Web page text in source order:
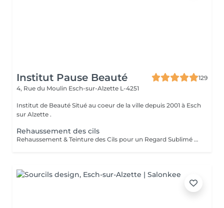
Institut Pause Beauté
129
4, Rue du Moulin Esch-sur-Alzette L-4251
Institut de Beauté Situé au coeur de la ville depuis 2001 à Esch
sur Alzette .
Rehaussement des cils
Rehaussement & Teinture des Cils pour un Regard Sublimé Offrez à vos cils volume, courbure et intensité grâce au rehaussement de cils, qui ouvre et allonge le regard de manière naturelle. Pour accentuer encore plus l'effet, *recommandation d'une teinture des cils peut être réalisée juste après, pour un résultat profond et durable. Les bienfaits : Regard plus ouvert et lumineux Effet longueur et volume naturel Intensité du noir accentuée Résultat visible immédiatement, sans maquillage Idéal pour toutes celles qui souhaitent un regard expressif et sophistiqué, avec des cils parfaitement sublimés, au quotidien ou pour une occasion spéciale.